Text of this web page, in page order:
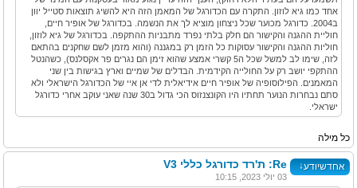
אחד כמו גיא לוזון. התקרה עם הכדורגל של המאמן הזה היא להשיג תוצאות סטייל יוון
ב2004. כדורגל מכוער שכל ניצחון מוציא לך את הנשמה. בכדורגל של אופיר חיים,
חוליית ההגנה והקישור הם חלק בלתי נפרד מתבניות ההתקפה. בכדורגל של גיא לוזון,
חוליות ההגנה והקישור עסוקות כל הזמן רק במגננה (והוא מזמן לשם שחקנים בהתאם
לזה, שימו לב למשל שכל ה5 קשרי אמצע שהוא זימן הם נגרים פר אקסלנס), כשהנטל
ההתקפי יושב רק על החולייה הקידמית. הבדלים של שמיים וארץ בגישות בין שני
המאמנים. הפילוסופיה של אופיר חיים אידיאלית לדי אן איי של הכדורגל הישראלי ולא
סתם נבחרות הנוער תחתיו היו הקונצנזוס הכי גדול ב30 שנה שאני עוקב אחרי כדורגל
ישראלי.
כל מילה
אחדשיודע↓ Re: ת'רד כדורגל כללי V3
03 יולי 2023, 10:15